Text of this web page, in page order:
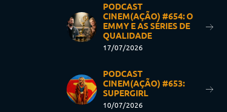
PODCAST
CINEM(AÇÃO) #654: O
EMMY E AS SÉRIES DE
QUALIDADE
17/07/2026
PODCAST
CINEM(AÇÃO) #653:
SUPERGIRL
10/07/2026